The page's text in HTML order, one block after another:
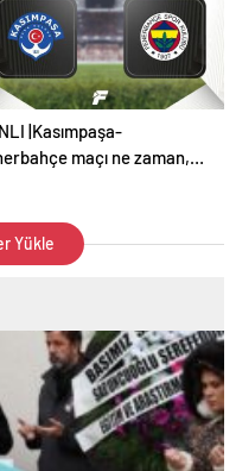
|Kasımpaşa-
maçı ne zaman,
Yükle